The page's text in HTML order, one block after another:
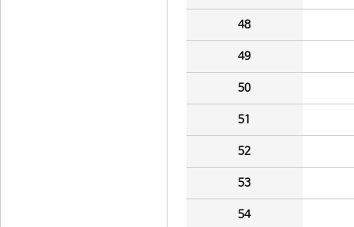
48
49
50
51
52
53
54